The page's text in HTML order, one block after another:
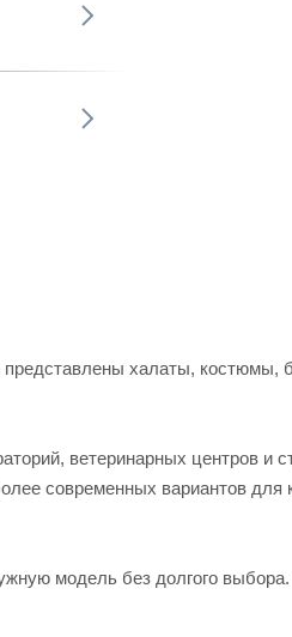
халаты, костюмы,
ветеринарных центров и
современных вариантов для
модель без долгого